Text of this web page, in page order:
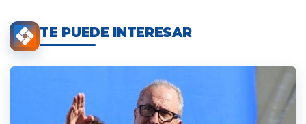
TE PUEDE INTERESAR